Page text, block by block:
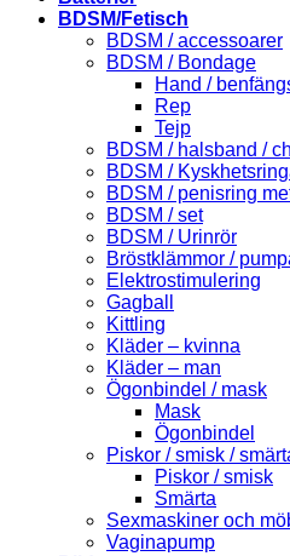
BDSM/Fetisch
BDSM / accessoarer
BDSM / Bondage
Hand /
Rep
Tejp
BDSM / halsband /
BDSM /
BDSM / penisring
BDSM / set
BDSM / Urinrör
Bröstklämmor /
Elektrostimulering
Gagball
Kittling
Kläder – kvinna
Kläder – man
Ögonbindel / mask
Mask
Ögonbindel
Piskor / smisk /
Piskor / smisk
Smärta
Sexmaskiner och
Vaginapump